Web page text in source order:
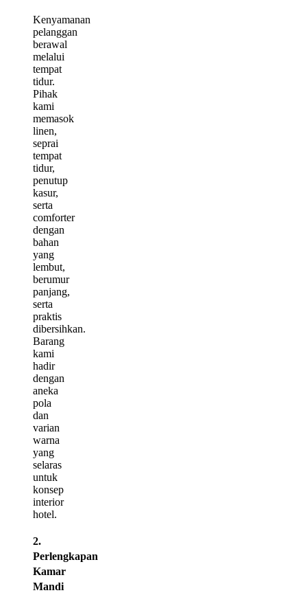
Kenyamanan
pelanggan
berawal
melalui
tempat
tidur.
Pihak
kami
memasok
linen,
seprai
tempat
tidur,
penutup
kasur,
serta
comforter
dengan
bahan
yang
lembut,
berumur
panjang,
serta
praktis
dibersihkan.
Barang
kami
hadir
dengan
aneka
pola
dan
varian
warna
yang
selaras
untuk
konsep
interior
hotel.
2.
Perlengkapan
Kamar
Mandi